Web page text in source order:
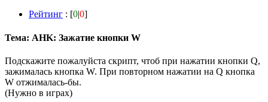
Рейтинг : [0|0]
Тема: AHK: Зажатие кнопки W
Подскажите пожалуйста скрипт, чтоб при нажатии кнопки Q,
зажималась кнопка W. При повторном нажатии на Q кнопка
W отжималась-бы.
(Нужно в играх)